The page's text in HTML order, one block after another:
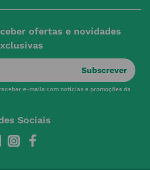
ofertas e novidades
Subscrever
e-mails com notícias e promoções da
Sociais